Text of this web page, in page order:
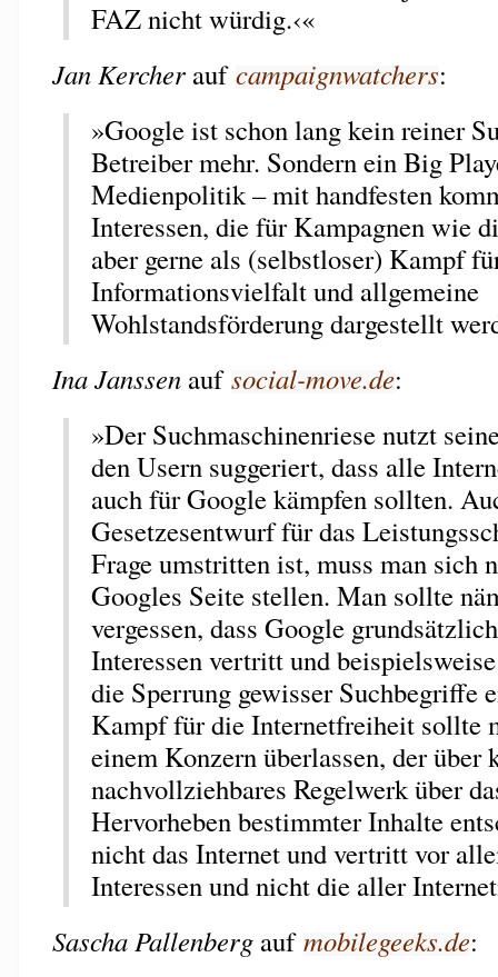
FAZ nicht würdig.‹«
Jan Kercheraufcampaignwatchers:
»Google ist schon lang kein reiner
Betreiber mehr. Sondern ein Big
Medienpolitik – mit handfesten
Interessen, die für Kampagnen wie
aber gerne als (selbstloser) Kampf
Informationsvielfalt und allgemeine
Wohlstandsförderung dargestellt
Ina Janssenaufsocial-move.de:
»Der Suchmaschinenriese nutzt
den Usern suggeriert, dass alle
auch für Google kämpfen sollten.
Gesetzesentwurf für das
Frage umstritten ist, muss man sich
Googles Seite stellen. Man sollte
vergessen, dass Google
Interessen vertritt und
die Sperrung gewisser Suchbegriffe
Kampf für die Internetfreiheit sollte
einem Konzern überlassen, der über
nachvollziehbares Regelwerk über
Hervorheben bestimmter Inhalte
nicht das Internet und vertritt vor
Interessen und nicht die aller
Sascha Pallenbergaufmobilegeeks.de: